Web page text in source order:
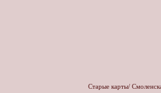
Старые карты/